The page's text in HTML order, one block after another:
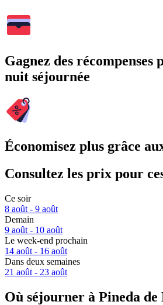
Gagnez des récompenses
nuit séjournée
Économisez plus grâce
Consultez les prix pour
Ce soir
8 août - 9 août
Demain
9 août - 10 août
Le week-end prochain
14 août - 16 août
Dans deux semaines
21 août - 23 août
Où séjourner à Pineda